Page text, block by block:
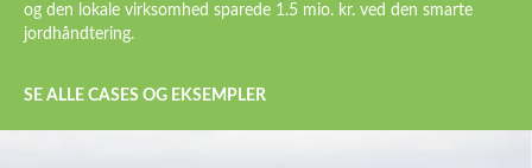
og den lokale virksomhed sparede 1.5 mio. kr. ved den smarte
jordhåndtering.
SE ALLE CASES OG EKSEMPLER